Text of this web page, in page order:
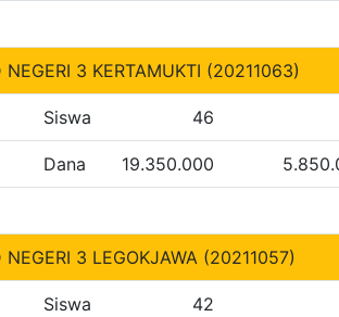
NEGERI 3 KERTAMUKTI (20211063)
Siswa 46
Dana 19.350.000
NEGERI 3 LEGOKJAWA (20211057)
Siswa 42